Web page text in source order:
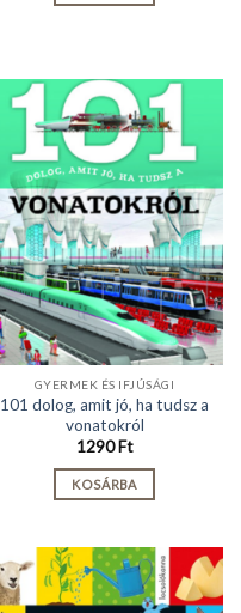
GYERMEK ÉS IFJÚSÁGI
101 dolog, amit jó, ha tudsz a
vonatokról
1290Ft
KOSÁRBA